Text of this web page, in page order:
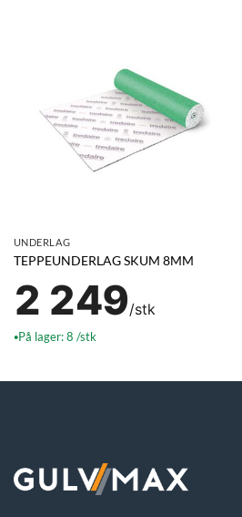
UNDERLAG
TEPPEUNDERLAG SKUM 8MM
2 249/stk
●På lager: 8 /stk